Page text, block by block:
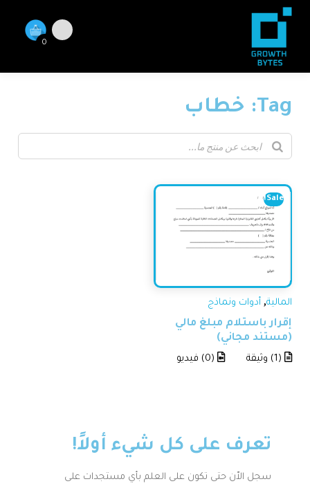
0
Tag: خطاب
Sale!
المالية, أدوات ونماذج
إقرار باستلام مبلغ مالي
(مستند مجاني)
(0) فيديو (1) وثيقة
تعرف على كل شيء أولاً!
سجل الاّن حتى تكون على العلم بأي مستجدات على